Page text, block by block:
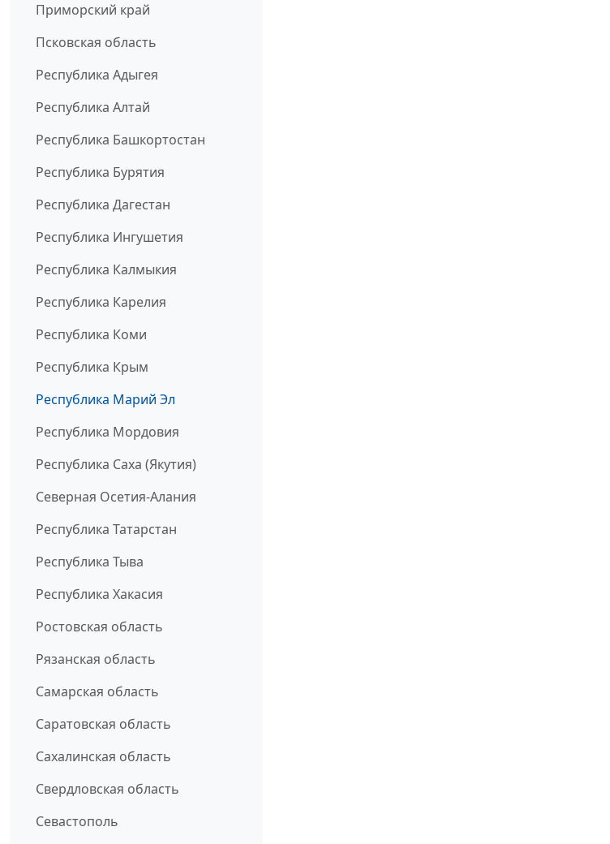
Приморский край
Псковская область
Республика Адыгея
Республика Алтай
Республика Башкортостан
Республика Бурятия
Республика Дагестан
Республика Ингушетия
Республика Калмыкия
Республика Карелия
Республика Коми
Республика Крым
Республика Марий Эл
Республика Мордовия
Республика Саха (Якутия)
Северная Осетия-Алания
Республика Татарстан
Республика Тыва
Республика Хакасия
Ростовская область
Рязанская область
Самарская область
Саратовская область
Сахалинская область
Свердловская область
Севастополь